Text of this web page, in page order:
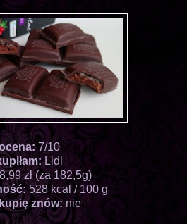
7/10
Lidl
8,99 zł (za 182,5g)
528 kcal / 100 g
znów:nie